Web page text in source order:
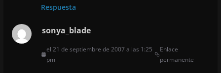
Respuesta
sonya_blade
el 21 de septiembre de 2007 a las 1:25
pm
Enlace
permanente